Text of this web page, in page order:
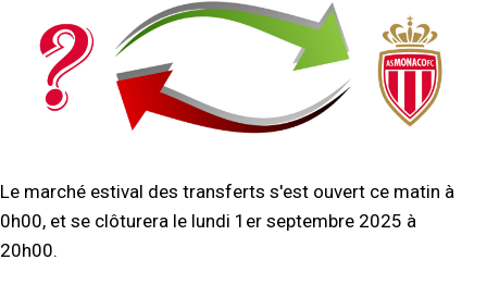
Le marché estival des transferts s'est ouvert ce matin à
0h00, et se clôturera le lundi 1er septembre 2025 à
20h00.